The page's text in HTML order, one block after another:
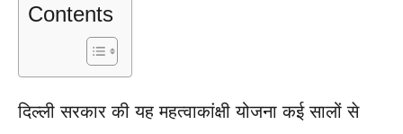
Contents
दिल्ली सरकार की यह महत्वाकांक्षी योजना कई सालों से